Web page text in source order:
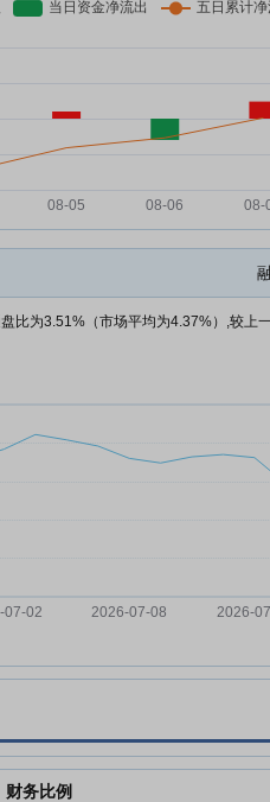
比为3.51%（市场平均为4.37%）,较上
财务比例